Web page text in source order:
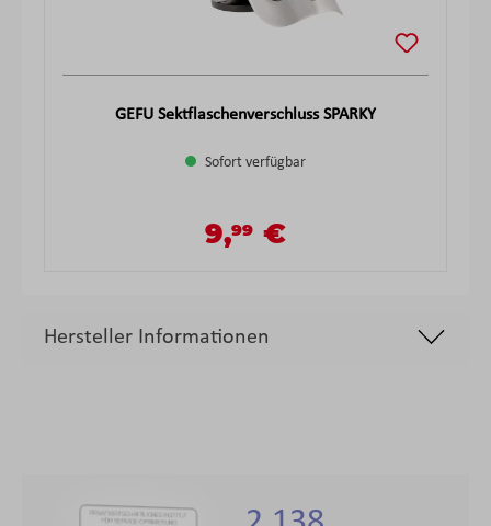
GEFU Sektflaschenverschluss SPARKY
Sofort verfügbar
Regulärer Preis:
Verkaufspreis:
9,99 €
Hersteller Informationen